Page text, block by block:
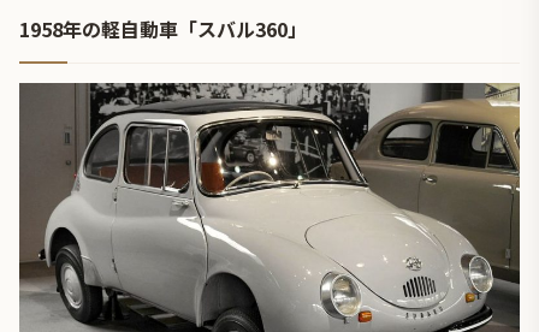
1958年の軽自動車「スバル360」